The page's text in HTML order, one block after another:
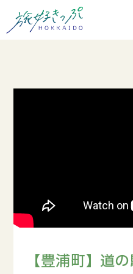
【豊浦町】道